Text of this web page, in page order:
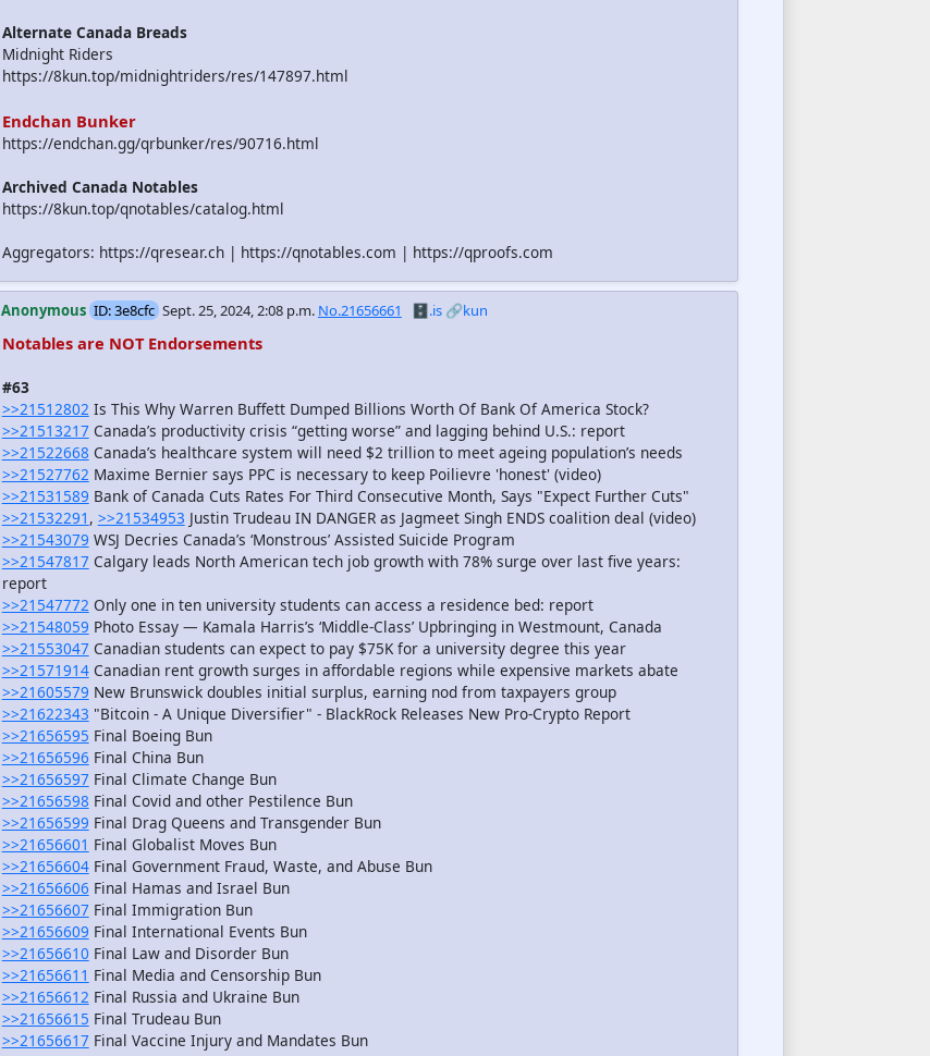
Alternate Canada Breads
Midnight Riders
https://8kun.top/midnightriders/res/147897.html
Endchan Bunker
https://endchan.gg/qrbunker/res/90716.html
Archived Canada Notables
https://8kun.top/qnotables/catalog.html
Aggregators: https://qresear.ch | https://qnotables.com | https://qproofs.com
Anonymous ID: 3e8cfc Sept. 25, 2024, 2:08 p.m. No.21656661 🗄️.is 🔗kun
Notables are NOT Endorsements
#63
>>21512802 Is This Why Warren Buffett Dumped Billions Worth Of Bank Of America Stock?
>>21513217 Canada’s productivity crisis “getting worse” and lagging behind U.S.: report
>>21522668 Canada’s healthcare system will need $2 trillion to meet ageing population’s needs
>>21527762 Maxime Bernier says PPC is necessary to keep Poilievre 'honest' (video)
>>21531589 Bank of Canada Cuts Rates For Third Consecutive Month, Says "Expect Further Cuts"
>>21532291 , >>21534953 Justin Trudeau IN DANGER as Jagmeet Singh ENDS coalition deal (video)
>>21543079 WSJ Decries Canada’s ‘Monstrous’ Assisted Suicide Program
>>21547817 Calgary leads North American tech job growth with 78% surge over last five years:
report
>>21547772 Only one in ten university students can access a residence bed: report
>>21548059 Photo Essay — Kamala Harris’s ‘Middle-Class’ Upbringing in Westmount, Canada
>>21553047 Canadian students can expect to pay $75K for a university degree this year
>>21571914Canadian rent growth surges in affordable regions while expensive markets abate
>>21605579 New Brunswick doubles initial surplus, earning nod from taxpayers group
>>21622343 "Bitcoin - A Unique Diversifier" - BlackRock Releases New Pro-Crypto Report
>>21656595 Final Boeing Bun
>>21656596 Final China Bun
>>21656597 Final Climate Change Bun
>>21656598 Final Covid and other Pestilence Bun
>>21656599 Final Drag Queens and Transgender Bun
>>21656601 Final Globalist Moves Bun
>>21656604Final Government Fraud, Waste, and Abuse Bun
>>21656606 Final Hamas and Israel Bun
>>21656607 Final Immigration Bun
>>21656609 Final International Events Bun
>>21656610 Final Law and Disorder Bun
>>21656611 Final Media and Censorship Bun
>>21656612 Final Russia and Ukraine Bun
>>21656615 Final Trudeau Bun
>>21656617 Final Vaccine Injury and Mandates Bun